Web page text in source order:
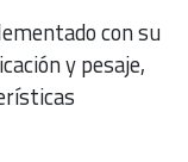
con su
y pesaje,